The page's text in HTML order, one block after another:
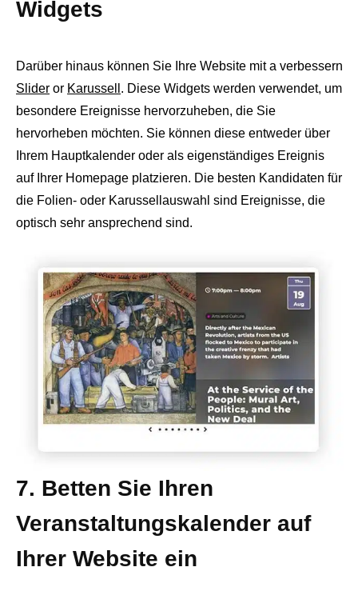
Widgets
Darüber hinaus können Sie Ihre Website mit a verbessern
Slider or Karussell . Diese Widgets werden verwendet, um
besondere Ereignisse hervorzuheben, die Sie
hervorheben möchten. Sie können diese entweder über
Ihrem Hauptkalender oder als eigenständiges Ereignis
auf Ihrer Homepage platzieren. Die besten Kandidaten für
die Folien- oder Karussellauswahl sind Ereignisse, die
optisch sehr ansprechend sind.
7. Betten Sie Ihren
Veranstaltungskalender auf
Ihrer Website ein